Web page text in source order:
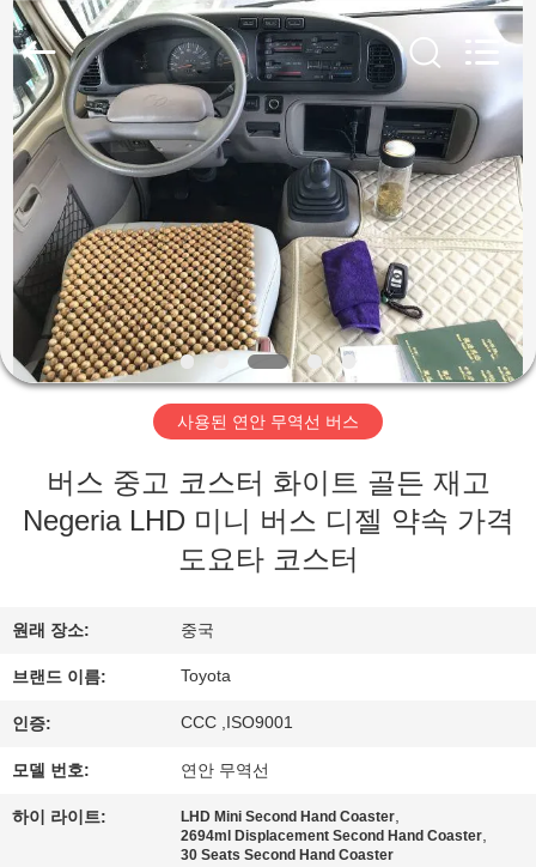
집
제
품
우
리
하
공
장
여
행
Copyright
2019
2026
ZHENGZHOU
COOPER
INDUSTRY
CO.,
LTD..
Rights
Reserved.
사용된 연안 무역선 버스
버스 중고 코스터 화이트 골든 재고
Negeria LHD 미니 버스 디젤 약속 가격
도요타 코스터
원래 장소: 중국
브랜드 이름: Toyota
인증: CCC ,ISO9001
모델 번호: 연안 무역선
하이 라이트: LHD Mini Second Hand Coaster,
2694ml Displacement Second Hand Coaster,
30 Seats Second Hand Coaster